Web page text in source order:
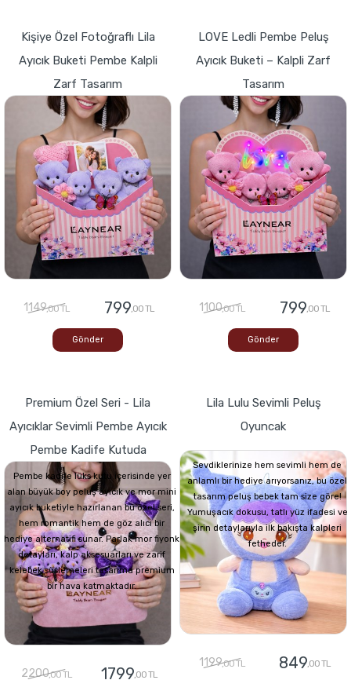
Kişiye Özel Fotoğraflı Lila
Ayıcık Buketi Pembe Kalpli
Zarf Tasarım
1149,00 TL 799,00 TL
Gönder
LOVE Ledli Pembe Peluş
Ayıcık Buketi – Kalpli Zarf
Tasarım
1100,00 TL 799,00 TL
Gönder
Premium Özel Seri - Lila
Ayıcıklar Sevimli Pembe Ayıcık
Pembe Kadife Kutuda
Pembe kadife lüks kutu içerisinde yer
alan büyük boy peluş ayıcık ve mor mini
ayıcık buketiyle hazırlanan bu özel seri,
hem romantik hem de göz alıcı bir
hediye alternatifi sunar. Parlak mor fiyonk
detayları, kalp aksesuarları ve zarif
kelebek süslemeleri tasarıma premium
bir hava katmaktadır.
2200,00 TL 1799,00 TL
Lila Lulu Sevimli Peluş
Oyuncak
Sevdiklerinize hem sevimli hem de
anlamlı bir hediye arıyorsanız, bu özel
tasarım peluş bebek tam size göre!
Yumuşacık dokusu, tatlı yüz ifadesi ve
şirin detaylarıyla ilk bakışta kalpleri
fetheder.
1199,00 TL 849,00 TL